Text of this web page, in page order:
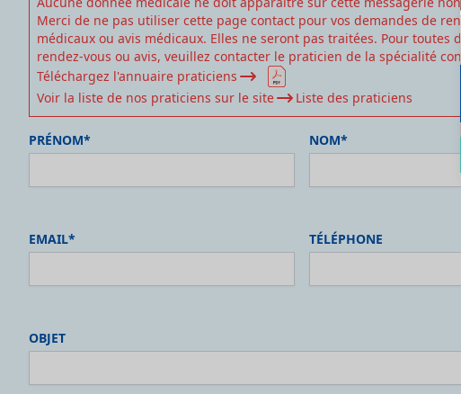
Merci de ne pas utiliser cette page contact pour vos demandes de
médicaux ou avis médicaux. Elles ne seront pas traitées. Pour toutes
rendez-vous ou avis, veuillez contacter le praticien de la spécialité
Téléchargez l'annuaire praticiens
Voir la liste de nos praticiens sur le site
Liste des praticiens
PRÉNOM* NOM*
EMAIL* TÉLÉPHONE
OBJET